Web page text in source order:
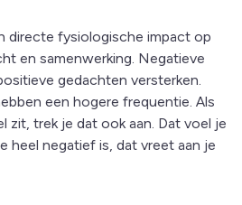
directe fysiologische impact op
en samenwerking. Negatieve
gedachten versterken.
een hogere frequentie. Als
zit, trek je dat ook aan. Dat voel je
heel negatief is, dat vreet aan je